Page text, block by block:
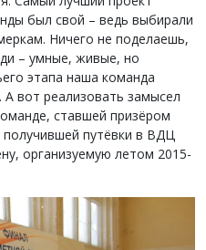
был свой – ведь выбирали
Ничего не поделаешь,
– умные, живые, но
этапа наша команда
вот реализовать замысел
ставшей призёром
путёвки в ВДЦ
организуемую летом 2015-